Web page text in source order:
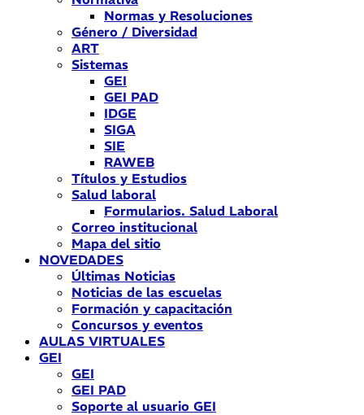
Normas y Resoluciones
Género / Diversidad
ART
Sistemas
GEI
GEI PAD
IDGE
SIGA
SIE
RAWEB
Títulos y Estudios
Salud laboral
Formularios. Salud Laboral
Correo institucional
Mapa del sitio
NOVEDADES
Últimas Noticias
Noticias de las escuelas
Formación y capacitación
Concursos y eventos
AULAS VIRTUALES
GEI
GEI
GEI PAD
Soporte al usuario GEI